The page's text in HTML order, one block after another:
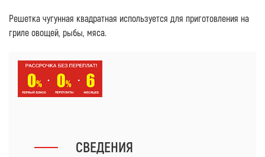
Решетка чугунная квадратная используется для приготовления на
гриле овощей, рыбы, мяса.
СВЕДЕНИЯ